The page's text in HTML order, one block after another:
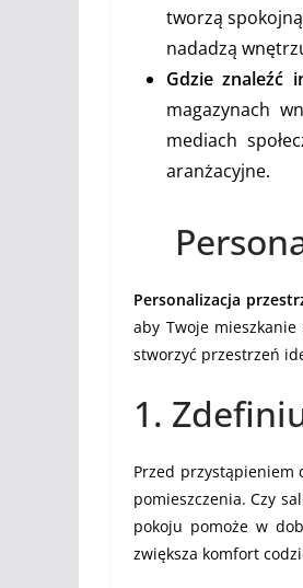
tworzą
nadadzą
Gdzie znaleźć
magazynach
mediach
aranżacyjne.
Personalizacja
aby Twoje
stworzyć przestrzeń
1.
Przed przystąpieniem
pomieszczenia. Czy
pokoju pomoże w
zwiększa komfort